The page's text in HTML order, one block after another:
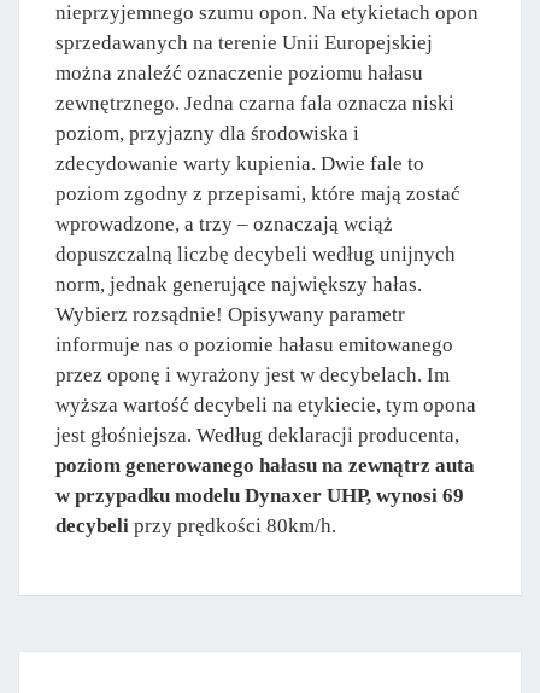
nieprzyjemnego szumu opon. Na etykietach opon
sprzedawanych na terenie Unii Europejskiej
można znaleźć oznaczenie poziomu hałasu
zewnętrznego. Jedna czarna fala oznacza niski
poziom, przyjazny dla środowiska i
zdecydowanie warty kupienia. Dwie fale to
poziom zgodny z przepisami, które mają zostać
wprowadzone, a trzy – oznaczają wciąż
dopuszczalną liczbę decybeli według unijnych
norm, jednak generujące największy hałas.
Wybierz rozsądnie! Opisywany parametr
informuje nas o poziomie hałasu emitowanego
przez oponę i wyrażony jest w decybelach. Im
wyższa wartość decybeli na etykiecie, tym opona
jest głośniejsza. Według deklaracji producenta,
poziom generowanego hałasu na zewnątrz auta
w przypadku modelu Dynaxer UHP, wynosi 69
decybeli przy prędkości 80km/h.